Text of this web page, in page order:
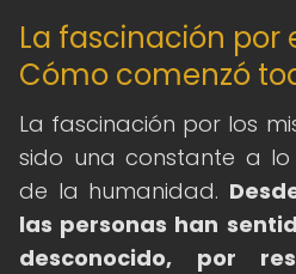
La fascinación por
Cómo comenzó
La fascinación por los
sido una constante a
de la humanidad.
las personas han
desconocido, por